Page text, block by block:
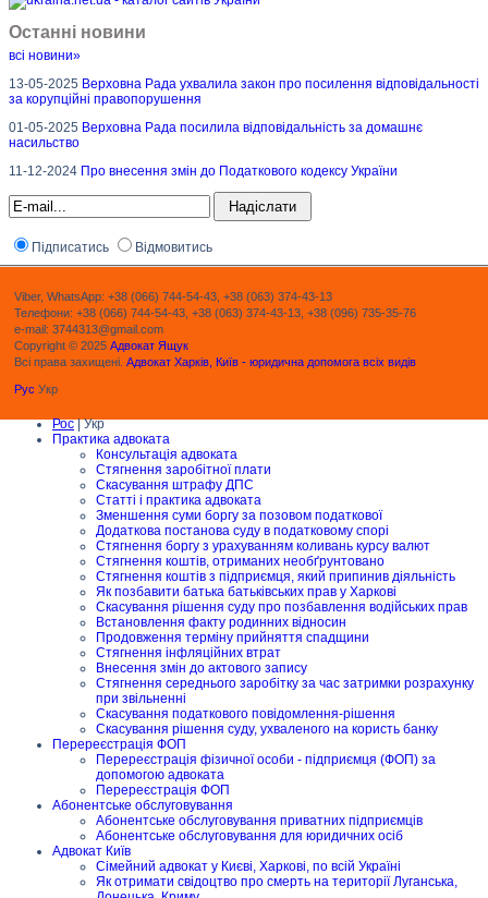
Останні новини
всі новини»
13-05-2025 Верховна Рада ухвалила закон про посилення відповідальності
за корупційні правопорушення
01-05-2025 Верховна Рада посилила відповідальність за домашнє
насильство
11-12-2024 Про внесення змін до Податкового кодексу України
Підписатись Відмовитись
Viber, WhatsApp: +38 (066) 744-54-43, +38 (063) 374-43-13
Телефони: +38 (066) 744-54-43, +38 (063) 374-43-13, +38 (096) 735-35-76
e-mail: 3744313@gmail.com
Copyright © 2025 Адвокат Ящук
Всі права захищені. Адвокат Харків, Київ - юридична допомога всіх видів
Рус Укр
Рос| Укр
Практика адвоката
Консультація адвоката
Стягнення заробітної плати
Скасування штрафу ДПС
Статті і практика адвоката
Зменшення суми боргу за позовом податкової
Додаткова постанова суду в податковому спорі
Стягнення боргу з урахуванням коливань курсу валют
Стягнення коштів, отриманих необґрунтовано
Стягнення коштів з підприємця, який припинив діяльність
Як позбавити батька батьківських прав у Харкові
Скасування рішення суду про позбавлення водійських прав
Встановлення факту родинних відносин
Продовження терміну прийняття спадщини
Стягнення інфляційних втрат
Внесення змін до актового запису
Стягнення середнього заробітку за час затримки розрахунку
при звільненні
Скасування податкового повідомлення-рішення
Скасування рішення суду, ухваленого на користь банку
Перереєстрація ФОП
Перереєстрація фізичної особи - підприємця (ФОП) за
допомогою адвоката
Перереєстрація ФОП
Абонентське обслуговування
Абонентське обслуговування приватних підприємців
Абонентське обслуговування для юридичних осіб
Адвокат Київ
Сімейний адвокат у Києві, Харкові, по всій Україні
Як отримати свідоцтво про смерть на території Луганська,